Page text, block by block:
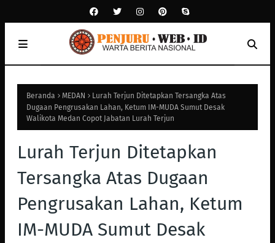
Beranda MEDAN
Lurah Terjun Ditetapkan Tersangka Atas
Dugaan Pengrusakan Lahan, Ketum IM-MUDA Sumut Desak
Walikota Medan Copot Jabatan Lurah Terjun
Lurah Terjun Ditetapkan
Tersangka Atas Dugaan
Pengrusakan Lahan, Ketum
IM-MUDA Sumut Desak